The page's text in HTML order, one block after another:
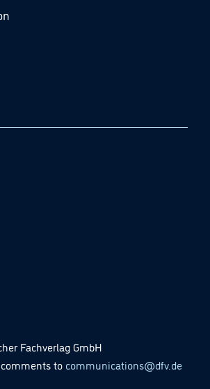
Fachverlag GmbH
to communications@dfv.de